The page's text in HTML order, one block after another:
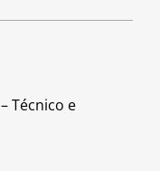
Técnico e